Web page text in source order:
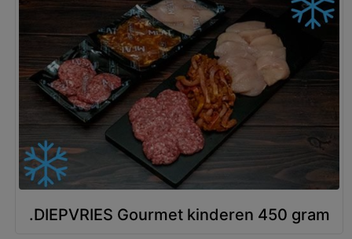
.DIEPVRIES Gourmet kinderen 450 gram